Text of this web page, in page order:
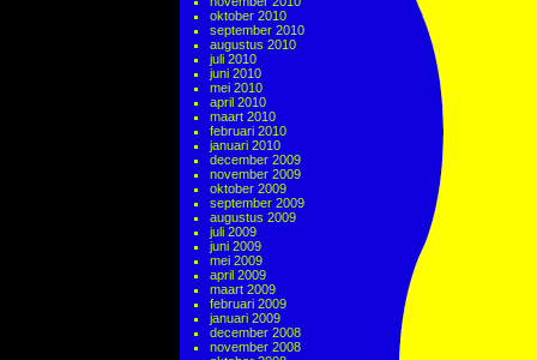
oktober 2010
september 2010
augustus 2010
juli 2010
juni 2010
mei 2010
april 2010
maart 2010
februari 2010
januari 2010
december 2009
november 2009
oktober 2009
september 2009
augustus 2009
juli 2009
juni 2009
mei 2009
april 2009
maart 2009
februari 2009
januari 2009
december 2008
november 2008